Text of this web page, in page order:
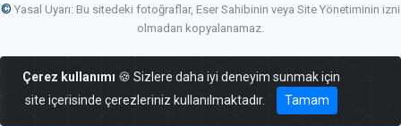
© Yasal Uyarı: Bu sitedeki fotoğraflar, Eser Sahibinin veya Site Yönetiminin izni
olmadan kopyalanamaz.
Çerez kullanımı 🍪 Sizlere daha iyi deneyim sunmak için
site içerisinde çerezleriniz kullanılmaktadır.
Tamam